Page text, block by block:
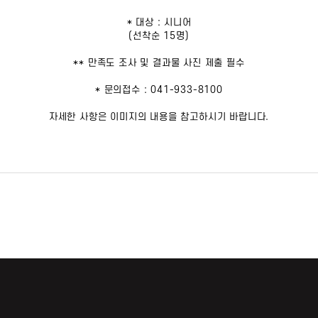
* 대상 : 시니어
(선착순 15명)
** 만족도 조사 및 결과물 사진 제출 필수
* 문의접수 : 041-933-8100
자세한 사항은 이미지의 내용을 참고하시기 바랍니다.